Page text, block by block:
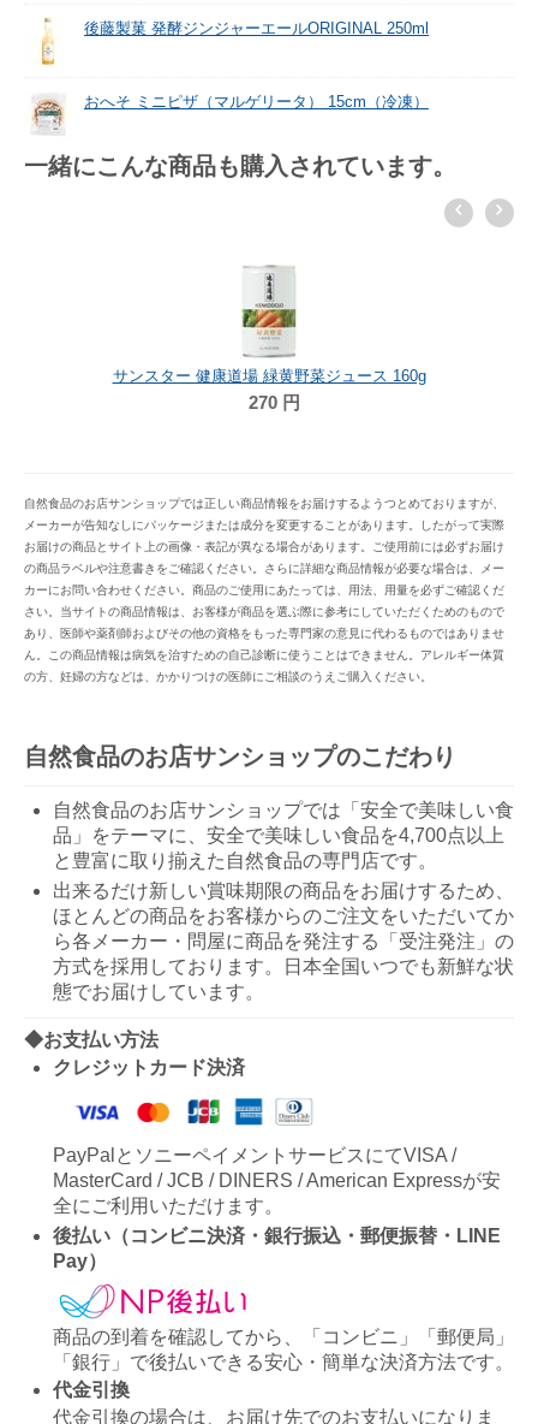
後藤製菓 発酵ジンジャーエールORIGINAL 250ml
おへそ ミニピザ（マルゲリータ） 15cm（冷凍）
一緒にこんな商品も購入されています。
サンスター 健康道場 緑黄野菜ジュース 160g
270 円
自然食品のお店サンショップでは正しい商品情報をお届けするようつとめておりますが、
メーカーが告知なしにパッケージまたは成分を変更することがあります。したがって実際
お届けの商品とサイト上の画像・表記が異なる場合があります。ご使用前には必ずお届け
の商品ラベルや注意書きをご確認ください。さらに詳細な商品情報が必要な場合は、メー
カーにお問い合わせください。商品のご使用にあたっては、用法、用量を必ずご確認くだ
さい。当サイトの商品情報は、お客様が商品を選ぶ際に参考にしていただくためのもので
あり、医師や薬剤師およびその他の資格をもった専門家の意見に代わるものではありませ
ん。この商品情報は病気を治すための自己診断に使うことはできません。アレルギー体質
の方、妊婦の方などは、かかりつけの医師にご相談のうえご購入ください。
自然食品のお店サンショップのこだわり
自然食品のお店サンショップでは「安全で美味しい食
品」をテーマに、安全で美味しい食品を4,700点以上
と豊富に取り揃えた自然食品の専門店です。
出来るだけ新しい賞味期限の商品をお届けするため、
ほとんどの商品をお客様からのご注文をいただいてか
ら各メーカー・問屋に商品を発注する「受注発注」の
方式を採用しております。日本全国いつでも新鮮な状
態でお届けしています。
◆お支払い方法
クレジットカード決済
PayPalとソニーペイメントサービスにてVISA /
MasterCard / JCB / DINERS / American Expressが安
全にご利用いただけます。
後払い（コンビニ決済・銀行振込・郵便振替・LINE
Pay）
商品の到着を確認してから、「コンビニ」「郵便局」
「銀行」で後払いできる安心・簡単な決済方法です。
代金引換
代金引換の場合は、お届け先でのお支払いになりま